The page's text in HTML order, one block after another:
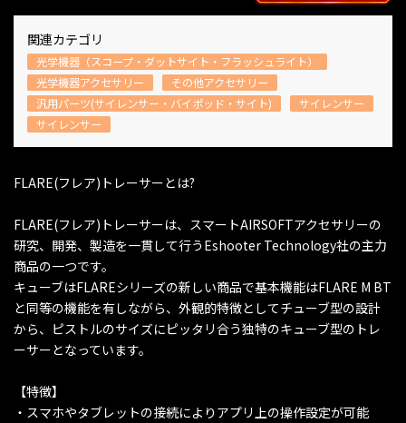
関連カテゴリ
光学機器（スコープ・ダットサイト・フラッシュライト）
光学機器アクセサリー
その他アクセサリー
汎用パーツ(サイレンサー・バイポッド・サイト)
サイレンサー
サイレンサー
FLARE(フレア)トレーサーとは?
FLARE(フレア)トレーサーは、スマートAIRSOFTアクセサリーの
研究、開発、製造を一貫して行うEshooter Technology社の主力
商品の一つです。
キューブはFLAREシリーズの新しい商品で基本機能はFLARE M BT
と同等の機能を有しながら、外観的特徴としてチューブ型の設計
から、ピストルのサイズにピッタリ合う独特のキューブ型のトレ
ーサーとなっています。
【特徴】
・スマホやタブレットの接続によりアプリ上の操作設定が可能